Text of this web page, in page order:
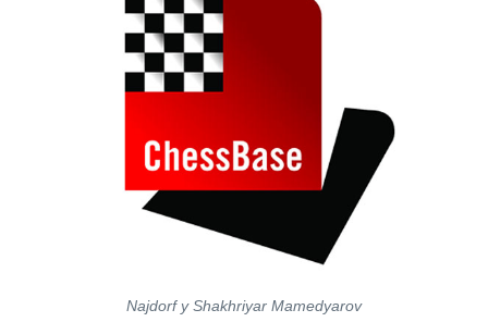
Najdorf y Shakhriyar Mamedyarov